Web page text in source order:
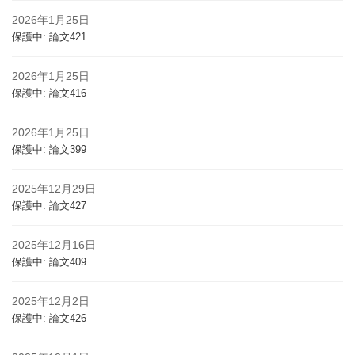
2026年1月25日
保護中: 論文421
2026年1月25日
保護中: 論文416
2026年1月25日
保護中: 論文399
2025年12月29日
保護中: 論文427
2025年12月16日
保護中: 論文409
2025年12月2日
保護中: 論文426